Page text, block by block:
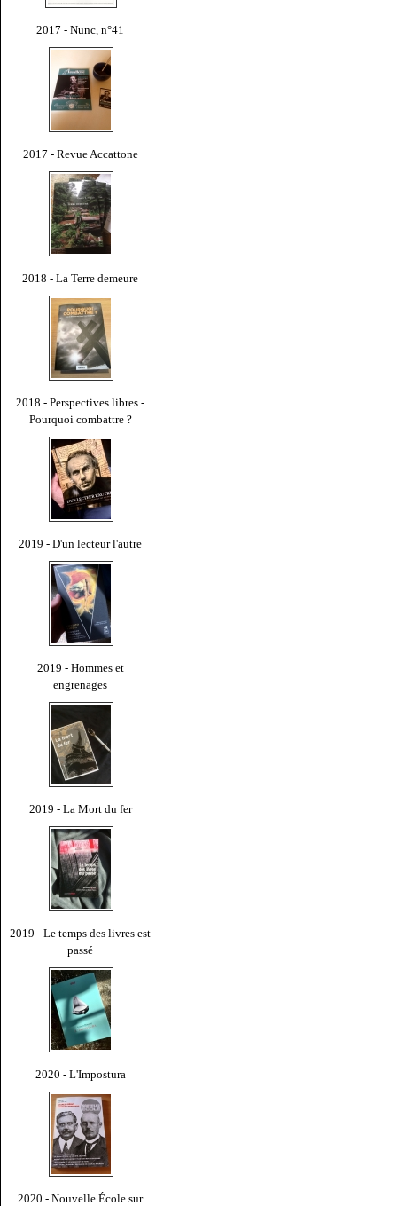
2017 - Nunc, n°41
2017 - Revue Accattone
2018 - La Terre demeure
2018 - Perspectives libres -
Pourquoi combattre ?
2019 - D'un lecteur l'autre
2019 - Hommes et
engrenages
2019 - La Mort du fer
2019 - Le temps des livres est
passé
2020 - L'Impostura
2020 - Nouvelle École sur